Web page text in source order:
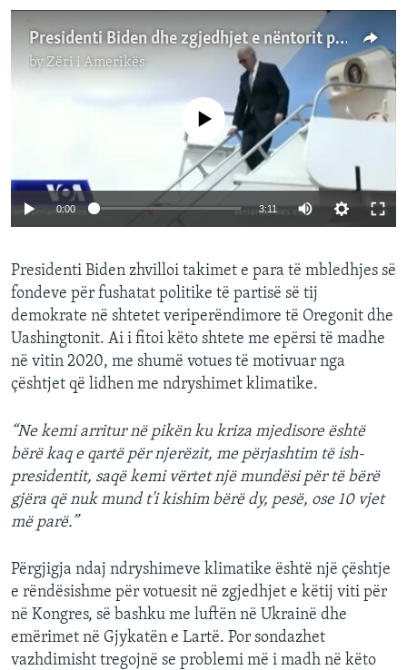
Presidenti Biden dhe zgjedhjet e nëntorit për në Kongres
byZëri i Amerikës
No media source currently available
0:00 3:11
Presidenti Biden zhvilloi takimet e para të mbledhjes së
fondeve për fushatat politike të partisë së tij
demokrate në shtetet veriperëndimore të Oregonit dhe
Uashingtonit. Ai i fitoi këto shtete me epërsi të madhe
në vitin 2020, me shumë votues të motivuar nga
çështjet që lidhen me ndryshimet klimatike.
“Ne kemi arritur në pikën ku kriza mjedisore është
bërë kaq e qartë për njerëzit, me përjashtim të ish-
presidentit, saqë kemi vërtet një mundësi për të bërë
gjëra që nuk mund t'i kishim bërë dy, pesë, ose 10 vjet
më parë.”
Përgjigja ndaj ndryshimeve klimatike është një çështje
e rëndësishme për votuesit në zgjedhjet e këtij viti për
në Kongres, së bashku me luftën në Ukrainë dhe
emërimet në Gjykatën e Lartë. Por sondazhet
vazhdimisht tregojnë se problemi më i madh në këto